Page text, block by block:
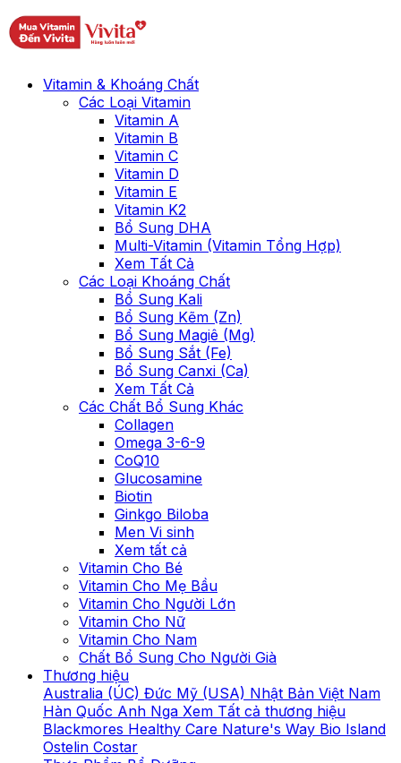
Vitamin & Khoáng Chất
Các Loại Vitamin
Vitamin A
Vitamin B
Vitamin C
Vitamin D
Vitamin E
Vitamin K2
Bổ Sung DHA
Multi-Vitamin (Vitamin Tổng Hợp)
Xem Tất Cả
Các Loại Khoáng Chất
Bổ Sung Kali
Bổ Sung Kẽm (Zn)
Bổ Sung Magiê (Mg)
Bổ Sung Sắt (Fe)
Bổ Sung Canxi (Ca)
Xem Tất Cả
Các Chất Bổ Sung Khác
Collagen
Omega 3-6-9
CoQ10
Glucosamine
Biotin
Ginkgo Biloba
Men Vi sinh
Xem tất cả
Vitamin Cho Bé
Vitamin Cho Mẹ Bầu
Vitamin Cho Người Lớn
Vitamin Cho Nữ
Vitamin Cho Nam
Chất Bổ Sung Cho Người Già
Thương hiệu
Australia (ÚC) Đức Mỹ (USA) Nhật Bản Việt Nam
Hàn Quốc Anh Nga Xem Tất cả thương hiệu
Blackmores Healthy Care Nature's Way Bio Island
Ostelin Costar